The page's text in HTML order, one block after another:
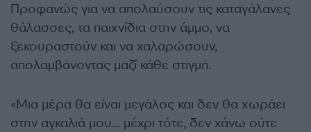
Προφανώς για να απολαύσουν τις καταγάλανες
θάλασσες, τα παιχνίδια στην άμμο, να
ξεκουραστούν και να χαλαρώσουν,
απολαμβάνοντας μαζί κάθε στιγμή.
«Μια μέρα θα είναι μεγάλος και δεν θα χωράει
στην αγκαλιά μου… μέχρι τότε, δεν χάνω ούτε